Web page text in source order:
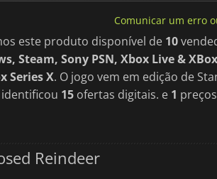
Comunicar um erro
este produto disponível de 10
Steam, Sony PSN, Xbox Live &
Series X. O jogo vem em edição de
15 ofertas digitais. e 1
Reindeer